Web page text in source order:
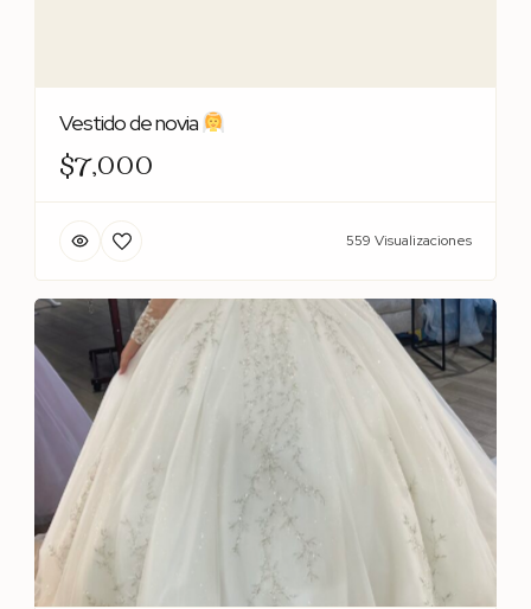
Vestido de novia
$7,000
559 Visualizaciones